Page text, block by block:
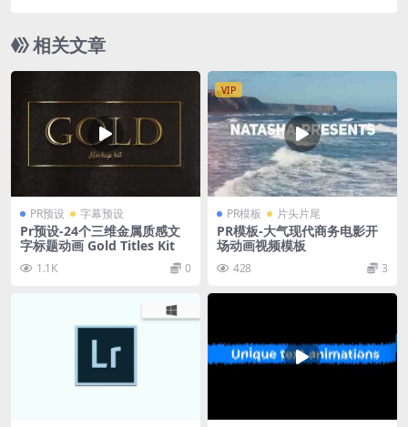
相关文章
PR预设 字幕预设
Pr预设-24个三维金属质感文
字标题动画 Gold Titles Kit
1.1K 0
VIP
PR模板 片头片尾
PR模板-大气现代商务电影开
场动画视频模板
428 3